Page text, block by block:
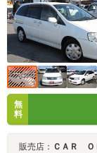
無
料
販売店： ＣＡＲ Ｏ